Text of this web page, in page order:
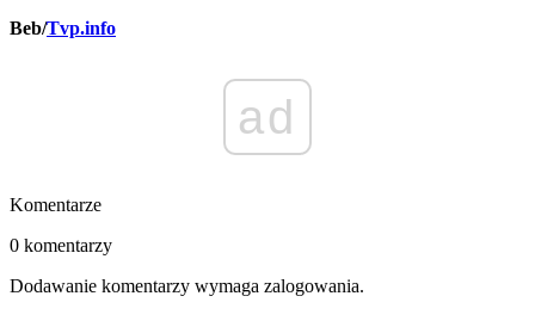
Beb/Tvp.info
ad
Komentarze
0 komentarzy
Dodawanie komentarzy wymaga zalogowania.